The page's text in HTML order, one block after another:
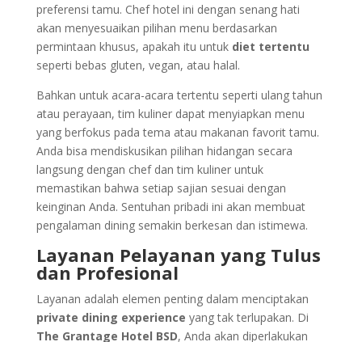
preferensi tamu. Chef hotel ini dengan senang hati
akan menyesuaikan pilihan menu berdasarkan
permintaan khusus, apakah itu untuk diet tertentu
seperti bebas gluten, vegan, atau halal.
Bahkan untuk acara-acara tertentu seperti ulang tahun
atau perayaan, tim kuliner dapat menyiapkan menu
yang berfokus pada tema atau makanan favorit tamu.
Anda bisa mendiskusikan pilihan hidangan secara
langsung dengan chef dan tim kuliner untuk
memastikan bahwa setiap sajian sesuai dengan
keinginan Anda. Sentuhan pribadi ini akan membuat
pengalaman dining semakin berkesan dan istimewa.
Layanan Pelayanan yang Tulus
dan Profesional
Layanan adalah elemen penting dalam menciptakan
private dining experience yang tak terlupakan. Di
The Grantage Hotel BSD, Anda akan diperlakukan